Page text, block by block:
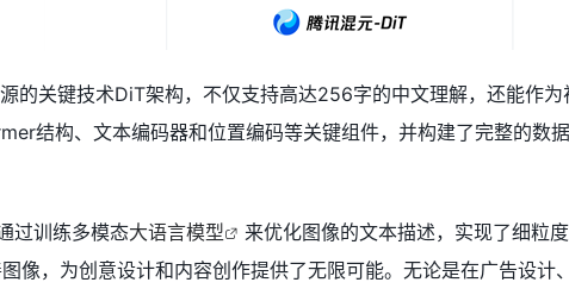
的关键技术DiT架构，不仅支持高达256字的中文理解，还能作
结构、文本编码器和位置编码等关键组件，并构建了完整的数
过训练多模态大语言模型
来优化图像的文本描述，实现了细粒
像，为创意设计和内容创作提供了无限可能。无论是在广告设